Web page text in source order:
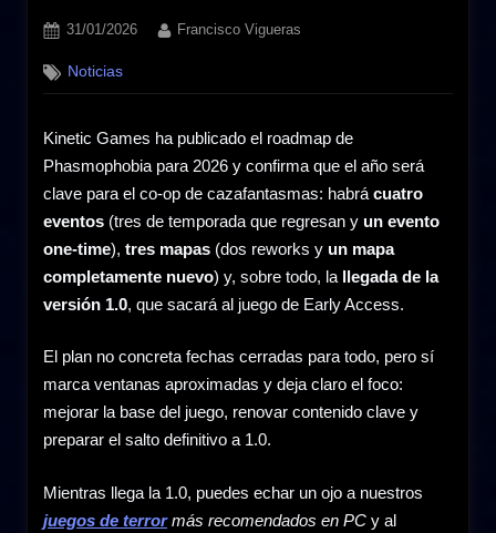
Posted
31/01/2026 By
Francisco Vigueras
Noticias
Kinetic Games ha publicado el roadmap de
Phasmophobia para 2026 y confirma que el año será
clave para el co-op de cazafantasmas: habrá cuatro
eventos (tres de temporada que regresan y un evento
one-time), tres mapas (dos reworks y un mapa
completamente nuevo) y, sobre todo, la llegada de la
versión 1.0, que sacará al juego de Early Access.
El plan no concreta fechas cerradas para todo, pero sí
marca ventanas aproximadas y deja claro el foco:
mejorar la base del juego, renovar contenido clave y
preparar el salto definitivo a 1.0.
Mientras llega la 1.0, puedes echar un ojo a nuestros
juegos de terrormás recomendados en PC y al